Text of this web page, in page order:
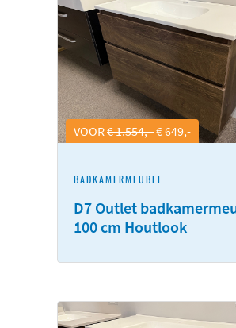
VOOR€ 1.554,-€ 649,-
BADKAMERMEUBEL
D7 Outlet
100 cm Houtlook